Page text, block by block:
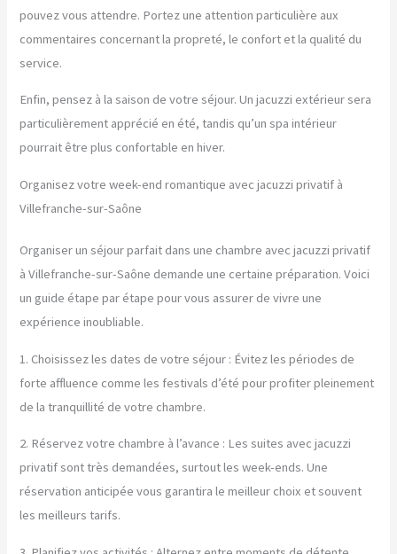
pouvez vous attendre. Portez une attention particulière aux
commentaires concernant la propreté, le confort et la qualité du
service.
Enfin, pensez à la saison de votre séjour. Un jacuzzi extérieur sera
particulièrement apprécié en été, tandis qu’un spa intérieur
pourrait être plus confortable en hiver.
Organisez votre week-end romantique avec jacuzzi privatif à
Villefranche-sur-Saône
Organiser un séjour parfait dans une chambre avec jacuzzi privatif
à Villefranche-sur-Saône demande une certaine préparation. Voici
un guide étape par étape pour vous assurer de vivre une
expérience inoubliable.
1. Choisissez les dates de votre séjour : Évitez les périodes de
forte affluence comme les festivals d’été pour profiter pleinement
de la tranquillité de votre chambre.
2. Réservez votre chambre à l’avance : Les suites avec jacuzzi
privatif sont très demandées, surtout les week-ends. Une
réservation anticipée vous garantira le meilleur choix et souvent
les meilleurs tarifs.